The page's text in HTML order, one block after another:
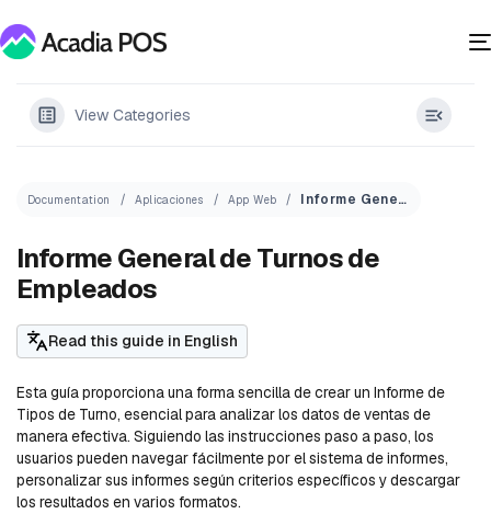
View Categories
Documentation Aplicaciones App Web Informe General de Turnos de Empleados
Informe General de Turnos de
Empleados
Read this guide in English
Esta guía proporciona una forma sencilla de crear un Informe de
Tipos de Turno, esencial para analizar los datos de ventas de
manera efectiva. Siguiendo las instrucciones paso a paso, los
usuarios pueden navegar fácilmente por el sistema de informes,
personalizar sus informes según criterios específicos y descargar
los resultados en varios formatos.